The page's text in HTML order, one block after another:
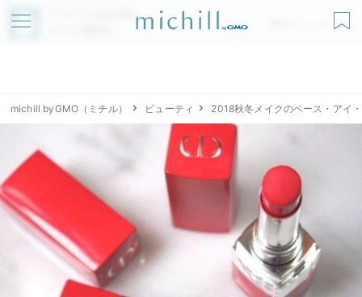
アプリでmichillが
無料ダウンロード
michill byGMO（ミチル） ビューティ 2018秋冬メイクのベース・アイ